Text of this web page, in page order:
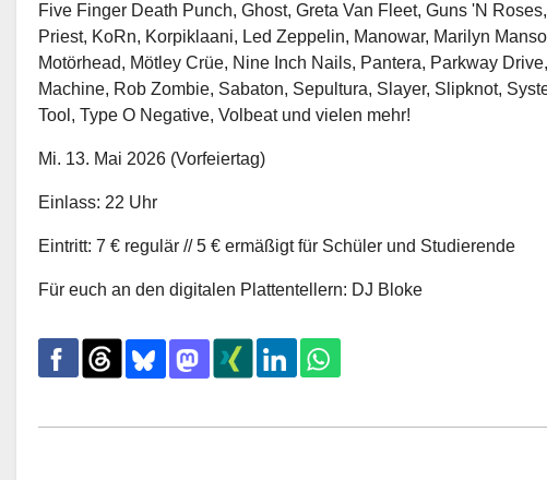
Five Finger Death Punch, Ghost, Greta Van Fleet, Guns 'N
Priest, KoRn, Korpiklaani, Led Zeppelin, Manowar, Marilyn
Motörhead, Mötley Crüe, Nine Inch Nails, Pantera, Parkway
Machine, Rob Zombie, Sabaton, Sepultura, Slayer, Slipknot,
Tool, Type O Negative, Volbeat und vielen mehr!
Mi. 13. Mai 2026 (Vorfeiertag)
Einlass: 22 Uhr
Eintritt: 7 € regulär // 5 € ermäßigt für Schüler und Studierende
Für euch an den digitalen Plattentellern: DJ Bloke